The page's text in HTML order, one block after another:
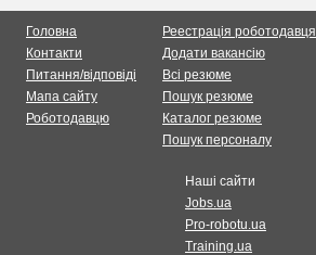
Головна
Контакти
Питання/відповіді
Мапа сайту
Роботодавцю
Реестрація роботодавця
Додати вакансію
Всі резюме
Пошук резюме
Каталог резюме
Пошук персоналу
Наші сайти
Jobs.ua
Pro-robotu.ua
Training.ua